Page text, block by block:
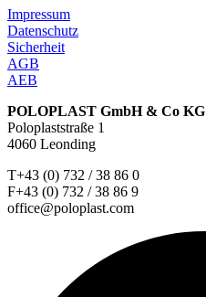
Impressum
Datenschutz
Sicherheit
AGB
AEB
POLOPLAST GmbH & Co KG
Poloplaststraße 1
4060 Leonding
T+43 (0) 732 / 38 86 0
F+43 (0) 732 / 38 86 9
office@poloplast.com